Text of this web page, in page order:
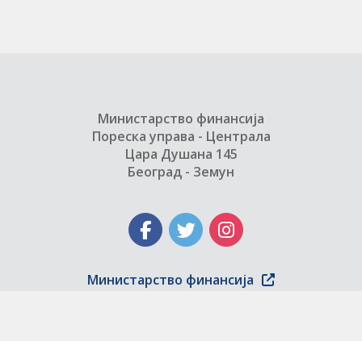
Министарство финансија
Пореска управа - Централа
Цара Душана 145
Београд - Земун
Министарство финансија